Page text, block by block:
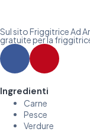
Sul sito Friggitrice Ad
gratuite per la
Ingredienti
Carne
Pesce
Verdure